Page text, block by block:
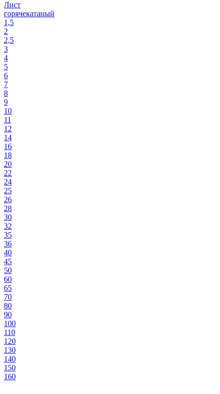
Лист
горячекатаный
1,5
2
2,5
3
4
5
6
7
8
9
10
11
12
14
16
18
20
22
24
25
26
28
30
32
35
36
40
45
50
60
65
70
80
90
100
110
120
130
140
150
160